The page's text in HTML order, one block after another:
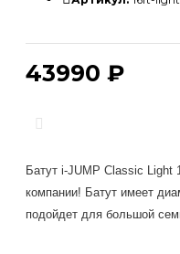
43990 ₽
Батут i-JUMP Classic
компании! Батут имеет
подойдет для большой